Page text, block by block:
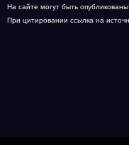
На сайте могут быть
При цитировании ссылка на